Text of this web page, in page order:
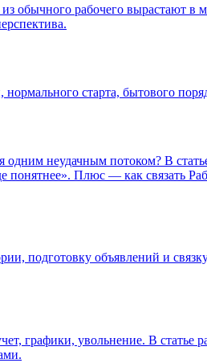
обычного рабочего вырастают в
нормального старта, бытового
неудачным потоком? В
понятнее». Плюс — как связать
подготовку объявлений и
графики, увольнение. В статье